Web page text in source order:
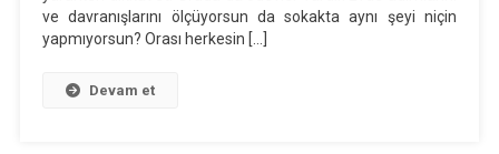
Dinleme
ve davranışlarını ölçüyorsun da sokakta aynı şeyi niçin
yapmıyorsun? Orası herkesin […]
Devam et